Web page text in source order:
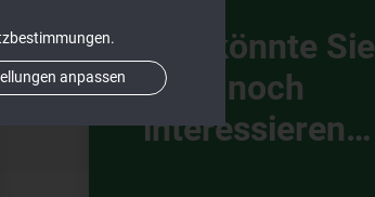
Das könnte Sie
auch noch
interessieren…
.
anpassen